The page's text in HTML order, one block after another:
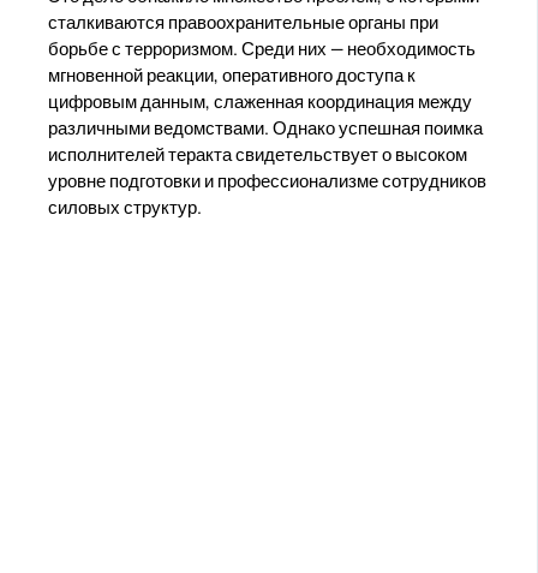
сталкиваются правоохранительные органы при
борьбе с терроризмом. Среди них — необходимость
мгновенной реакции, оперативного доступа к
цифровым данным, слаженная координация между
различными ведомствами. Однако успешная поимка
исполнителей теракта свидетельствует о высоком
уровне подготовки и профессионализме сотрудников
силовых структур.